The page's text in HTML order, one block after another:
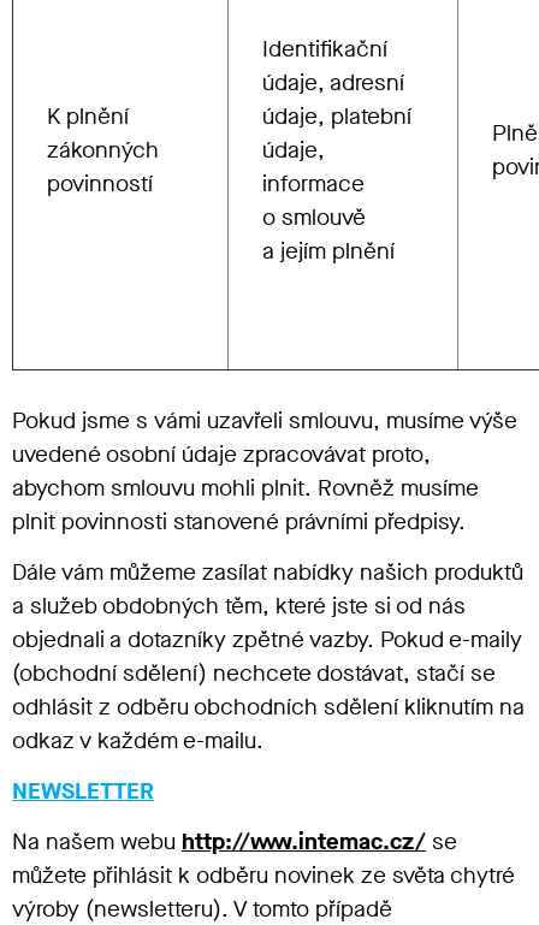
K plnění
zákonných
povinností
Identifikační
údaje, adresní
údaje, platební
údaje,
informace
o smlouvě
a jejím plnění
Pokud jsme s vámi uzavřeli smlouvu, musíme výše
uvedené osobní údaje zpracovávat proto,
abychom smlouvu mohli plnit. Rovněž musíme
plnit povinnosti stanovené právními předpisy.
Dále vám můžeme zasílat nabídky našich produktů
a služeb obdobných těm, které jste si od nás
objednali a dotazníky zpětné vazby. Pokud e-maily
(obchodní sdělení) nechcete dostávat, stačí se
odhlásit z odběru obchodních sdělení kliknutím na
odkaz v každém e-mailu.
NEWSLETTER
Na našem webu http://www.intemac.cz/ se
můžete přihlásit k odběru novinek ze světa chytré
výroby (newsletteru). V tomto případě